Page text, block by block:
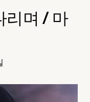
리며 / 마